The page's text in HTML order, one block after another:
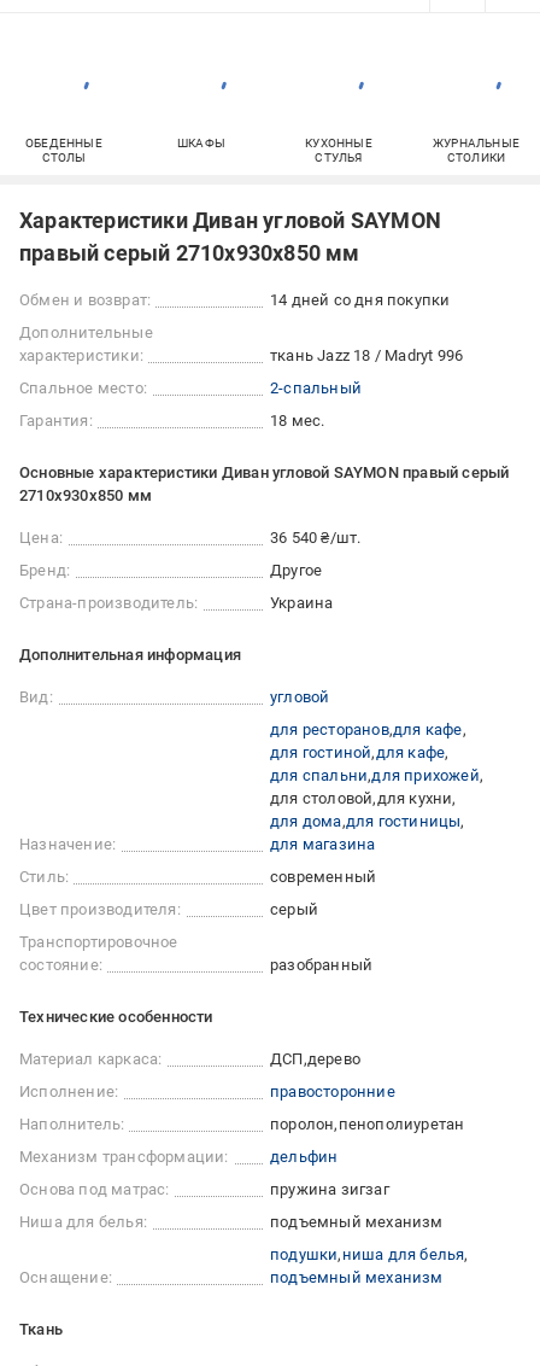
ОБЕДЕННЫЕ
СТОЛЫ
ШКАФЫ
КУХОННЫЕ
СТУЛЬЯ
ЖУРНАЛЬНЫЕ
СТОЛИКИ
Характеристики Диван угловой SAYMON
правый серый 2710x930x850 мм
Обмен и возврат:
14 дней со дня покупки
Дополнительные
характеристики:
ткань Jazz 18 / Madryt 996
Спальное место:
2-спальный
Гарантия:
18 мес.
Основные характеристики Диван угловой SAYMON правый серый
2710x930x850 мм
Цена:
36 540 ₴/шт.
Бренд:
Другое
Страна-производитель:
Украина
Дополнительная информация
Вид: угловой
Назначение:
для ресторанов для кафе
для гостиной для кафе
для спальни для прихожей
для столовой для кухни
для дома для гостиницы
для магазина
Стиль:
современный
Цвет производителя:
серый
Транспортировочное
состояние:
разобранный
Технические особенности
Материал каркаса: ДСП дерево
Исполнение:
правосторонние
Наполнитель:
поролон пенополиуретан
Механизм трансформации:
дельфин
Основа под матрас:
пружина зигзаг
Ниша для белья:
подъемный механизм
Оснащение:
подушки ниша для белья
подъемный механизм
Ткань